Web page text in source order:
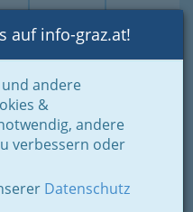
Login Toggle
auf info-graz.at!
andere
&
andere
verbessern oder
Datenschutz
Kultur
Graz und
Comedy,